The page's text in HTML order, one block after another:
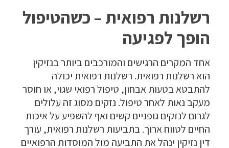
רשלנות רפואית – כשהטיפול
הופך לפגיעה
אחד המקרים הרגישים והמורכבים ביותר בנזיקין
הוא רשלנות רפואית. רשלנות רפואית יכולה
להתבטא בטעות אבחון, טיפול רפואי שגוי, או חוסר
מעקב נאות לאחר טיפול. נזקים מסוג זה עלולים
לגרום לנזקים גופניים קשים ואף להשפיע על איכות
החיים לטווח ארוך. בתביעות רשלנות רפואית, עורך
דין נזיקין ינהל את התביעה מול המוסדות הרפואיים